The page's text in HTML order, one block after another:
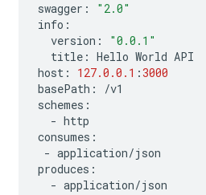
swagger :
"2.0"
info :
version :
"0.0.1"
title : Hello World API
host : 127.0.0.1 :3000
basePath : /v1
schemes :
- http
consumes :
- application/json
produces :
- application/json